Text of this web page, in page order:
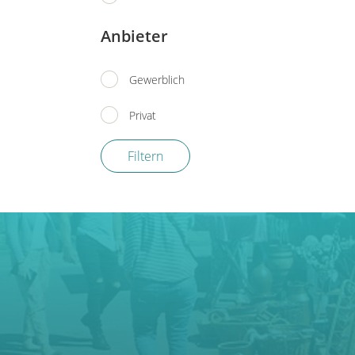
Anbieter
Gewerblich
Privat
Filtern